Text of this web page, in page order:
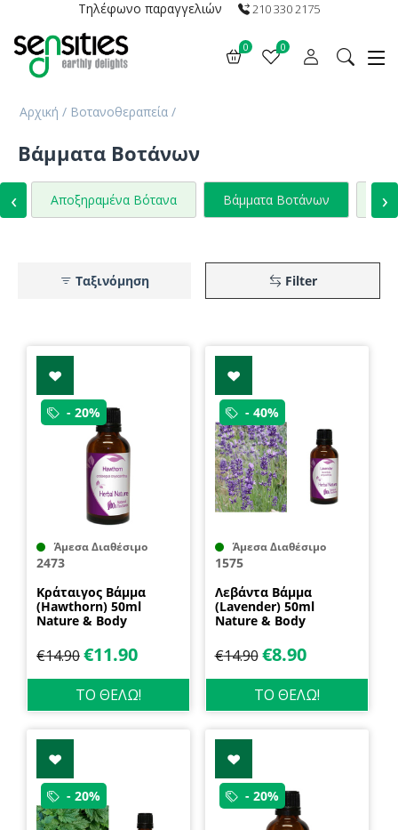
Τηλέφωνο παραγγελιών 210 330 2175
0 0
Αρχική / Βοτανοθεραπεία /
Βάμματα Βοτάνων
‹ Αποξηραμένα Βότανα Βάμματα Βοτάνων ›
Filter
Ταξινόμηση
- 20%
Άμεσα Διαθέσιμο
2473
Κράταιγος Βάμμα
(Hawthorn) 50ml
Nature & Body
€14.90€11.90
ΤΟ ΘΕΛΩ!
- 40%
Άμεσα Διαθέσιμο
1575
Λεβάντα Βάμμα
(Lavender) 50ml
Nature & Body
€14.90 €8.90
ΤΟ ΘΕΛΩ!
- 20% - 20%